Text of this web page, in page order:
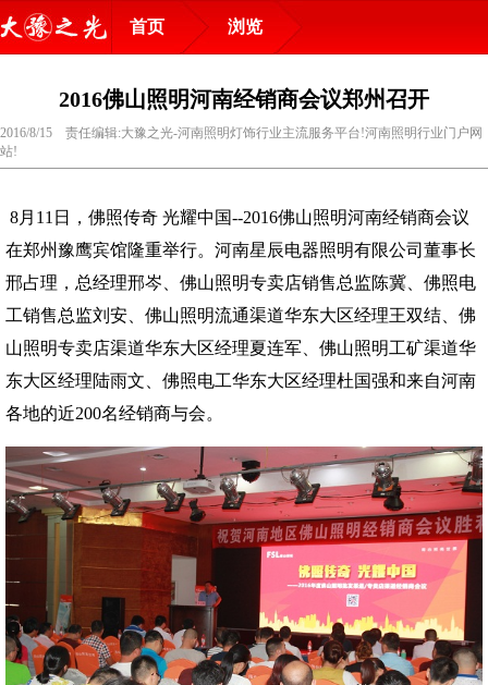
首页 浏览
2016佛山照明河南经销商会议郑州召开
2016/8/15 责任编辑:大豫之光-河南照明灯饰行业主流服务平台!河南照明行业门户网
站!
8月11日，佛照传奇 光耀中国--2016佛山照明河南经销商会议
在郑州豫鹰宾馆隆重举行。河南星辰电器照明有限公司董事长
邢占理，总经理邢岑、佛山照明专卖店销售总监陈冀、佛照电
工销售总监刘安、佛山照明流通渠道华东大区经理王双结、佛
山照明专卖店渠道华东大区经理夏连军、佛山照明工矿渠道华
东大区经理陆雨文、佛照电工华东大区经理杜国强和来自河南
各地的近200名经销商与会。